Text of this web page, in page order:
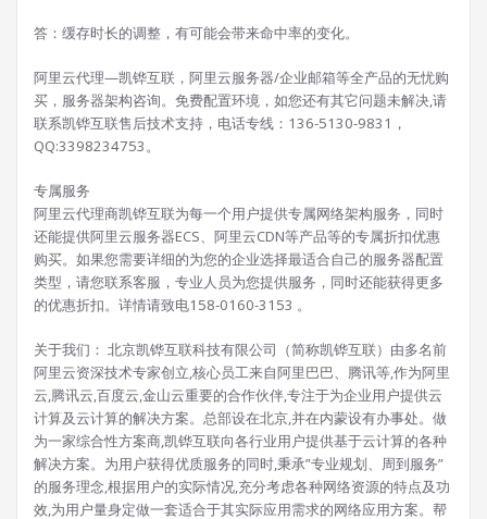
答：缓存时长的调整，有可能会带来命中率的变化。
阿里云代理—凯铧互联，阿里云服务器/企业邮箱等全产品的无忧购
买，服务器架构咨询。免费配置环境，如您还有其它问题未解决,请
联系凯铧互联售后技术支持，电话专线：136-5130-9831，
QQ:3398234753。
专属服务
阿里云代理商凯铧互联为每一个用户提供专属网络架构服务，同时
还能提供阿里云服务器ECS、阿里云CDN等产品等的专属折扣优惠
购买。如果您需要详细的为您的企业选择最适合自己的服务器配置
类型，请您联系客服，专业人员为您提供服务，同时还能获得更多
的优惠折扣。详情请致电158-0160-3153 。
关于我们： 北京凯铧互联科技有限公司（简称凯铧互联）由多名前
阿里云资深技术专家创立,核心员工来自阿里巴巴、腾讯等,作为阿里
云,腾讯云,百度云,金山云重要的合作伙伴,专注于为企业用户提供云
计算及云计算的解决方案。总部设在北京,并在内蒙设有办事处。做
为一家综合性方案商,凯铧互联向各行业用户提供基于云计算的各种
解决方案。为用户获得优质服务的同时,秉承”专业规划、周到服务”
的服务理念,根据用户的实际情况,充分考虑各种网络资源的特点及功
效,为用户量身定做一套适合于其实际应用需求的网络应用方案。帮